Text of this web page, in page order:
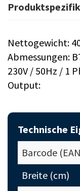
Nettogewicht:
Abmessungen:
230V / 50Hz / 1
Output:
Technische
Barcode
Breite (cm)